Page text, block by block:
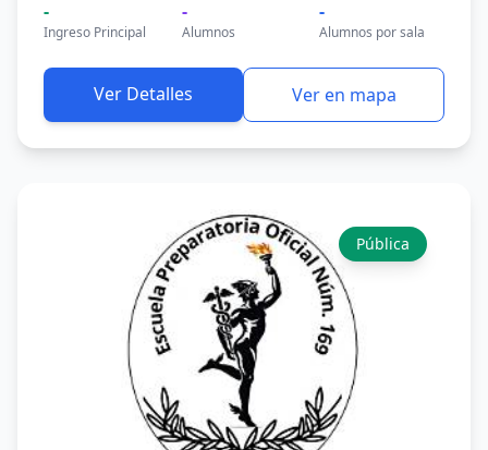
-
Ingreso Principal
-
Alumnos
-
Alumnos por sala
Ver Detalles Ver en mapa
Pública